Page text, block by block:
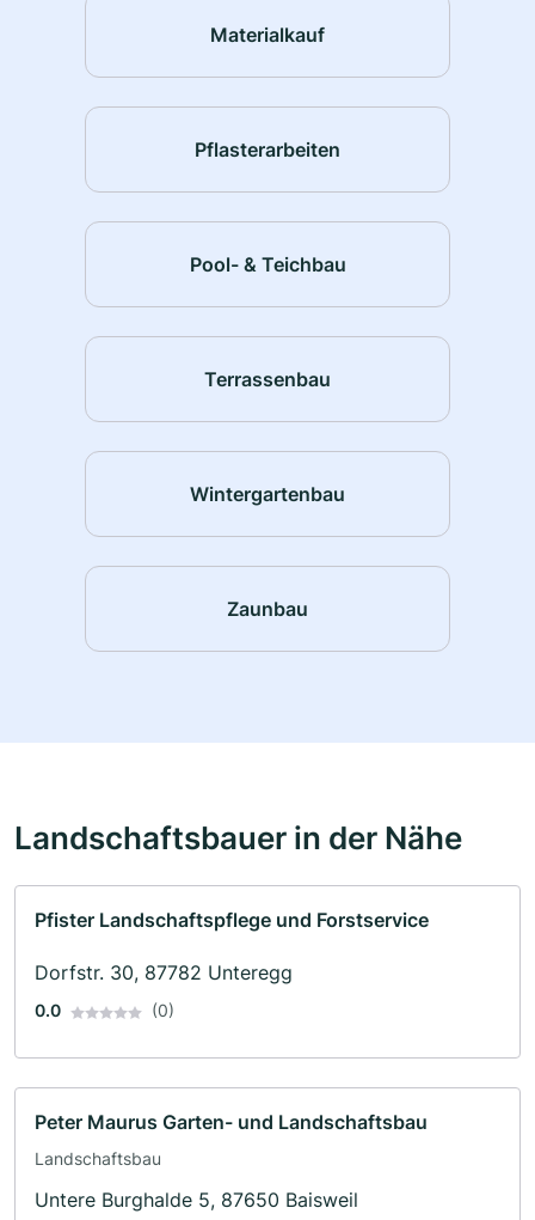
Materialkauf
Pflasterarbeiten
Pool- & Teichbau
Terrassenbau
Wintergartenbau
Zaunbau
Landschaftsbauer in der Nähe
Pfister Landschaftspflege und Forstservice
Dorfstr. 30, 87782 Unteregg
0.0 (0)
Peter Maurus Garten- und Landschaftsbau
Landschaftsbau
Untere Burghalde 5, 87650 Baisweil